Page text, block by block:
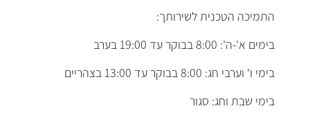
התמיכה הטכנית לשירותך:
בימים א'-ה': 8:00 בבוקר עד 19:00 בערב
בימי ו' וערבי חג: 8:00 בבוקר עד 13:00 בצהריים
בימי שבת וחג: סגור